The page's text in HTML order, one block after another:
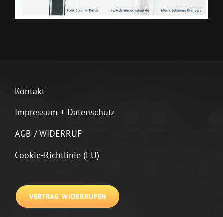
Kontakt
Impressum + Datenschutz
AGB / WIDERRUF
Cookie-Richtlinie (EU)
VERTRAG WIDERRUFEN